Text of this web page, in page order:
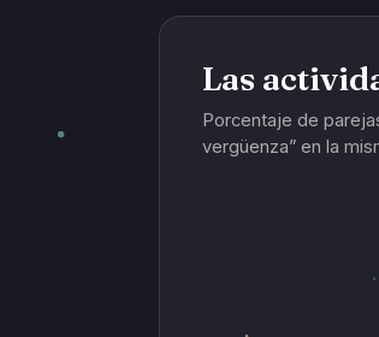
Las
Porcentaje de
vergüenza” en la